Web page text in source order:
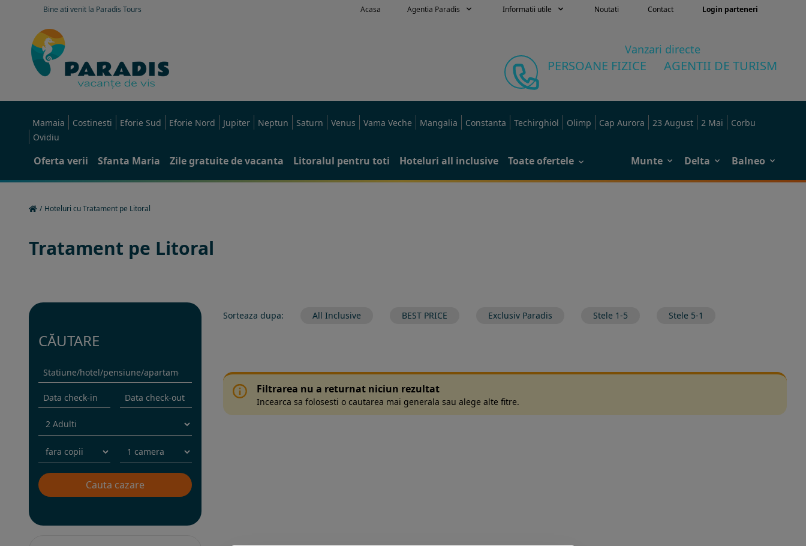
Bine ati venit la Paradis Tours Acasa Agentia Paradis Informatii utile Noutati Contact Login parteneri
Vanzari directe
PERSOANE FIZICE AGENTII DE TURISM
Mamaia Costinesti Eforie Sud Eforie Nord Jupiter Neptun Saturn Venus Vama Veche Mangalia Constanta Techirghiol Olimp Cap Aurora 23 August 2 Mai
Corbu
Ovidiu
Oferta verii Sfanta Maria Zile gratuite de vacanta Litoralul pentru toti Hoteluri all inclusive Toate ofertele Munte Delta Balneo
/ Hoteluri cu Tratament pe Litoral
Tratament pe Litoral
CĂUTARE
Sorteaza dupa: All Inclusive BEST PRICE Exclusiv Paradis Stele 1-5 Stele 5-1
Filtrarea nu a returnat niciun rezultat
Incearca sa folosesti o cautarea mai generala sau alege alte fitre.